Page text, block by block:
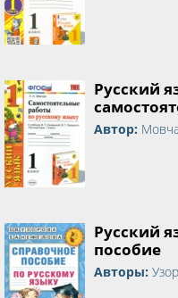
Русский
Автор:
Русский
пособие
Авторы: